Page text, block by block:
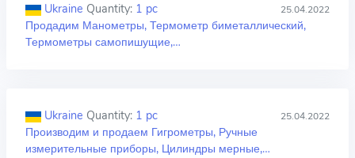
Ukraine Quantity: 1 pc 25.04.2022
Продадим Манометры, Термометр биметаллический,
Термометры самопишущие,…
Ukraine Quantity: 1 pc 25.04.2022
Производим и продаем Гигрометры, Ручные
измерительные приборы, Цилиндры мерные,…